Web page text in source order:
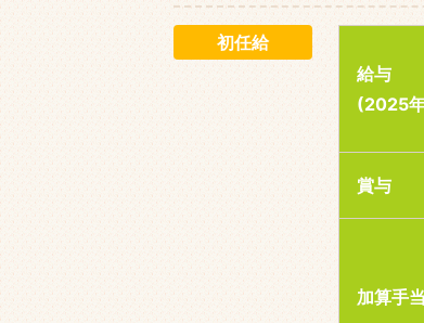
初任給
給与
(2025
賞与
加算手当